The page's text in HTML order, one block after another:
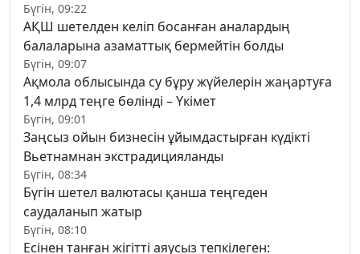
Бүгін, 09:22
АҚШ шетелден келіп босанған аналардың
балаларына азаматтық бермейтін болды
Бүгін, 09:07
Ақмола облысында су бұру жүйелерін жаңартуға
1,4 млрд теңге бөлінді – Үкімет
Бүгін, 09:01
Заңсыз ойын бизнесін ұйымдастырған күдікті
Вьетнамнан экстрадицияланды
Бүгін, 08:34
Бүгін шетел валютасы қанша теңгеден
саудаланып жатыр
Бүгін, 08:10
Есінен танған жігітті аяусыз тепкілеген: